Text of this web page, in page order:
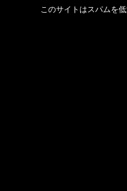
このサイトはスパムを